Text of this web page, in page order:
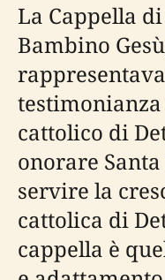
La Cappella
Bambino
cattolico di
onorare
servire la
cattolica di
cappella è